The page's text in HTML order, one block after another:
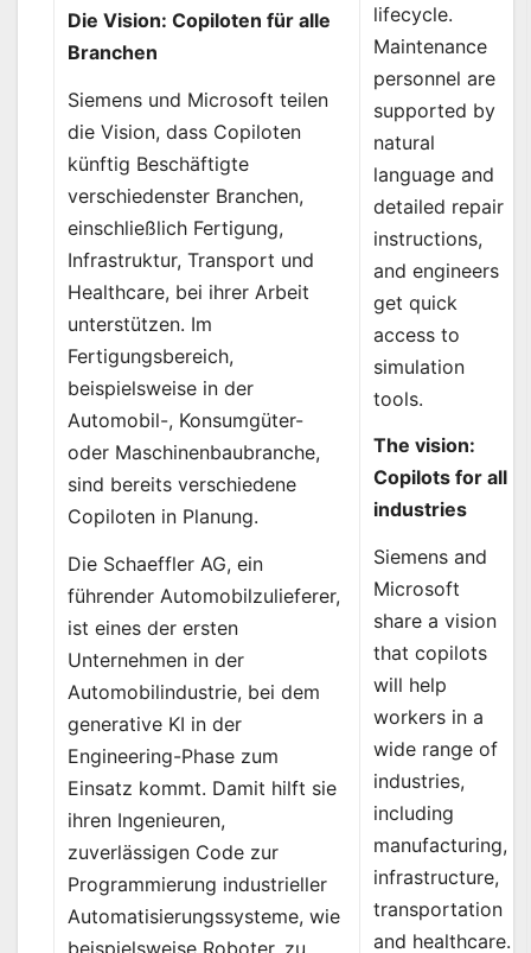
Die Vision: Copiloten für alle
Branchen
Siemens und Microsoft teilen
die Vision, dass Copiloten
künftig Beschäftigte
verschiedenster Branchen,
einschließlich Fertigung,
Infrastruktur, Transport und
Healthcare, bei ihrer Arbeit
unterstützen. Im
Fertigungsbereich,
beispielsweise in der
Automobil-, Konsumgüter-
oder Maschinenbaubranche,
sind bereits verschiedene
Copiloten in Planung.
Die Schaeffler AG, ein
führender Automobilzulieferer,
ist eines der ersten
Unternehmen in der
Automobilindustrie, bei dem
generative KI in der
Engineering-Phase zum
Einsatz kommt. Damit hilft sie
ihren Ingenieuren,
zuverlässigen Code zur
Programmierung industrieller
Automatisierungssysteme, wie
lifecycle.
Maintenance
personnel are
supported by
natural
language and
detailed repair
instructions,
and engineers
get quick
access to
simulation
tools.
The vision:
Copilots for all
industries
Siemens and
Microsoft
share a vision
that copilots
will help
workers in a
wide range of
industries,
including
manufacturing,
infrastructure,
transportation
and healthcare.